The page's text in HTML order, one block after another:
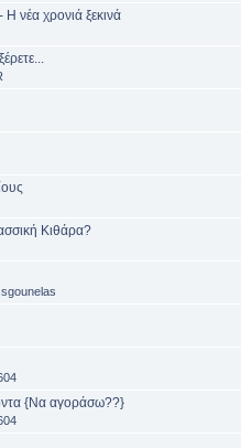
νέα χρονιά ξεκινά
Κιθάρα?
{Να αγοράσω??}